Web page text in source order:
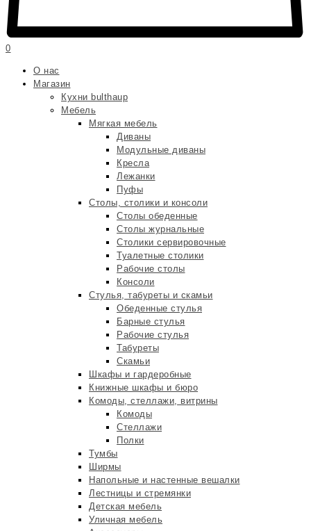
0
О нас
Магазин
Кухни bulthaup
Мебель
Мягкая мебель
Диваны
Модульные диваны
Кресла
Лежанки
Пуфы
Столы, столики и консоли
Столы обеденные
Столы журнальные
Столики сервировочные
Туалетные столики
Рабочие столы
Консоли
Стулья, табуреты и скамьи
Обеденные стулья
Барные стулья
Рабочие стулья
Табуреты
Скамьи
Шкафы и гардеробные
Книжные шкафы и бюро
Комоды, стеллажи, витрины
Комоды
Стеллажи
Полки
Тумбы
Ширмы
Напольные и настенные вешалки
Лестницы и стремянки
Детская мебель
Уличная мебель